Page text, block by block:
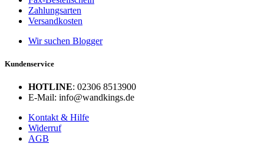
Zahlungsarten
Versandkosten
Wir suchen Blogger
Kundenservice
HOTLINE: 02306 8513900
E-Mail: info@wandkings.de
Kontakt & Hilfe
Widerruf
AGB